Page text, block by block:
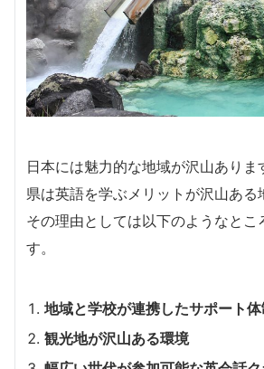
日本には魅力的な地域が沢山ありま
県は英語を学ぶメリットが沢山ある
その理由としては以下のようなとこ
す。
地域と学校が連携したサポート
観光地が沢山ある環境